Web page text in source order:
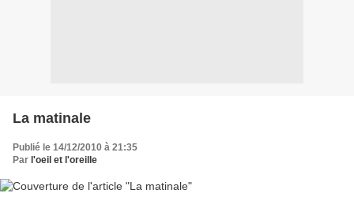
La matinale
Publié le 14/12/2010 à 21:35
Par l'oeil et l'oreille